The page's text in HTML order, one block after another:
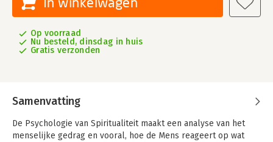
Op voorraad
Nu besteld, dinsdag in huis
Gratis verzonden
Samenvatting
De Psychologie van Spiritualiteit maakt een analyse van het
menselijke gedrag en vooral, hoe de Mens reageert op wat